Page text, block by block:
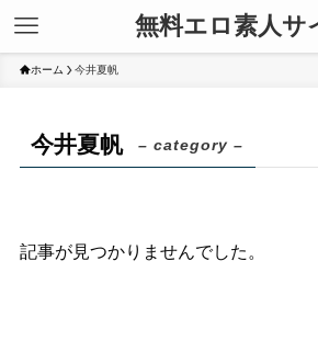
無料エロ素人サ
ホーム 今井夏帆
今井夏帆 – category –
記事が見つかりませんでした。